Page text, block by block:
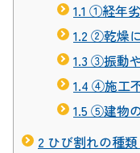
1.1 ①経年
1.2 ②乾燥
1.3 ③振動
1.4 ④施工
1.5 ⑤建物
2 ひび割れの種